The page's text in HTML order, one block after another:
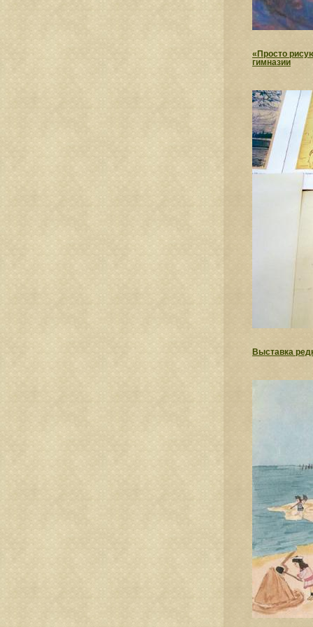
«Просто
гимназии
Выставка